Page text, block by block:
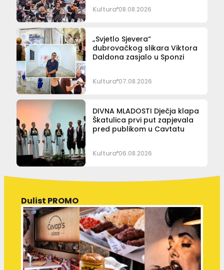
Kultura 08.08.2026
„Svjetlo Sjevera“
dubrovačkog slikara Viktora
Daldona zasjalo u Sponzi
Kultura 07.08.2026
DIVNA MLADOSTI Dječja klapa
Škatulica prvi put zapjevala
pred publikom u Cavtatu
Kultura 06.08.2026
Dulist PROMO